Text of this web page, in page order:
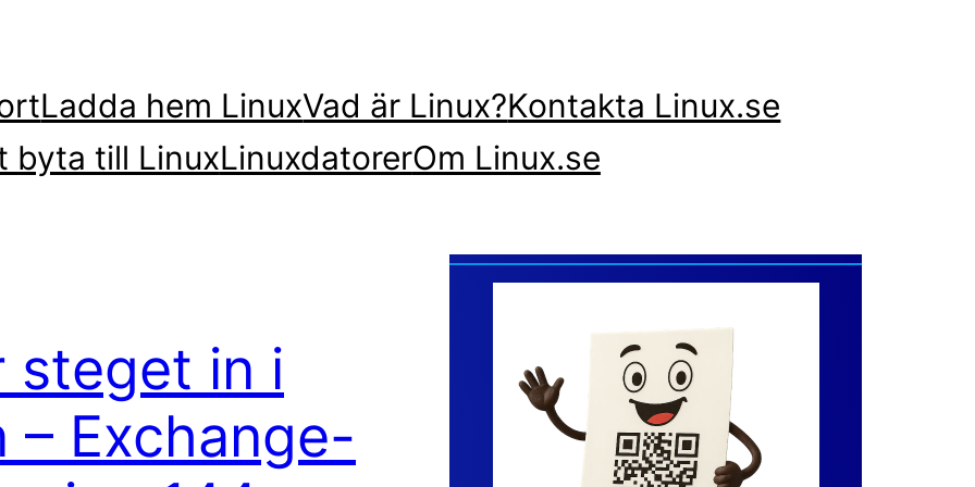
Ladda hem LinuxVad är Linux?Kontakta Linux.se
byta till LinuxLinuxdatorerOm Linux.se
steget in i
Exchange-